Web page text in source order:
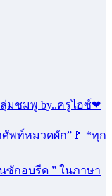
ชมพู by..ครูไอซ์❤
พท์หมวดผัก”🚩 *ทุก
ซักอบรีด ” ในภาษา